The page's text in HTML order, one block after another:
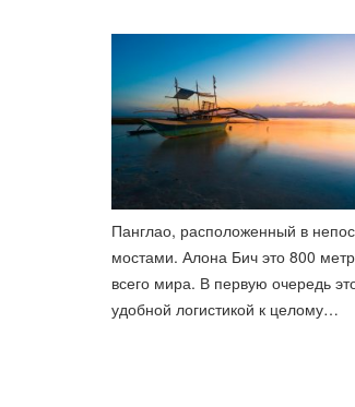
Панглао, расположенный в
мостами. Алона Бич это 800
всего мира. В первую очередь
удобной логистикой к целому…